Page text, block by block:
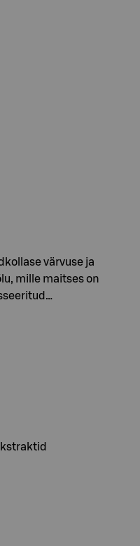
värvuse ja
mille maitses on